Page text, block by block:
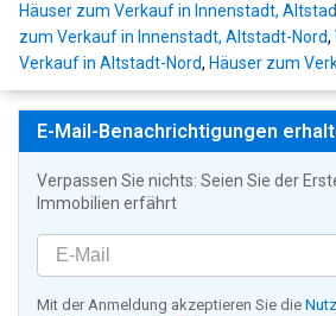
Häuser zum Verkauf in Innenstadt,
zum Verkauf in Innenstadt, Altstadt-Nord,
Verkauf in Altstadt-Nord, Häuser zum
E-Mail-Benachrichtigungen
Verpassen Sie nichts: Seien Sie der
Immobilien erfährt
Mit der Anmeldung akzeptieren Sie die